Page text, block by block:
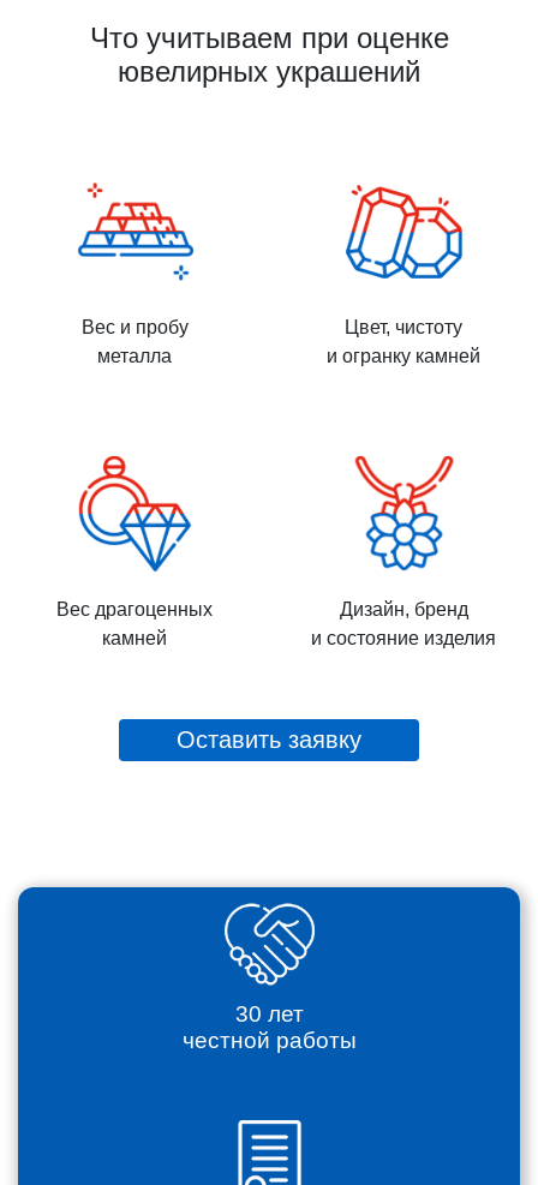
Что учитываем при оценке
ювелирных украшений
Вес и пробу
металла
Цвет, чистоту
и огранку камней
Вес драгоценных
камней
Дизайн, бренд
и состояние изделия
Оставить заявку
30 лет
честной работы